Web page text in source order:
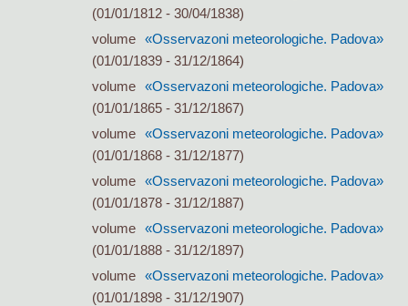
(01/01/1812 - 30/04/1838)
volume «Osservazoni meteorologiche. Padova»
(01/01/1839 - 31/12/1864)
volume «Osservazoni meteorologiche. Padova»
(01/01/1865 - 31/12/1867)
volume «Osservazoni meteorologiche. Padova»
(01/01/1868 - 31/12/1877)
volume «Osservazoni meteorologiche. Padova»
(01/01/1878 - 31/12/1887)
volume «Osservazoni meteorologiche. Padova»
(01/01/1888 - 31/12/1897)
volume «Osservazoni meteorologiche. Padova»
(01/01/1898 - 31/12/1907)